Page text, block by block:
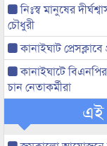
নিঃস্ব মানুষের
চৌধুরী
কানাইঘাট
কানাইঘাটে
চান নেতাকর্মীরা
এই